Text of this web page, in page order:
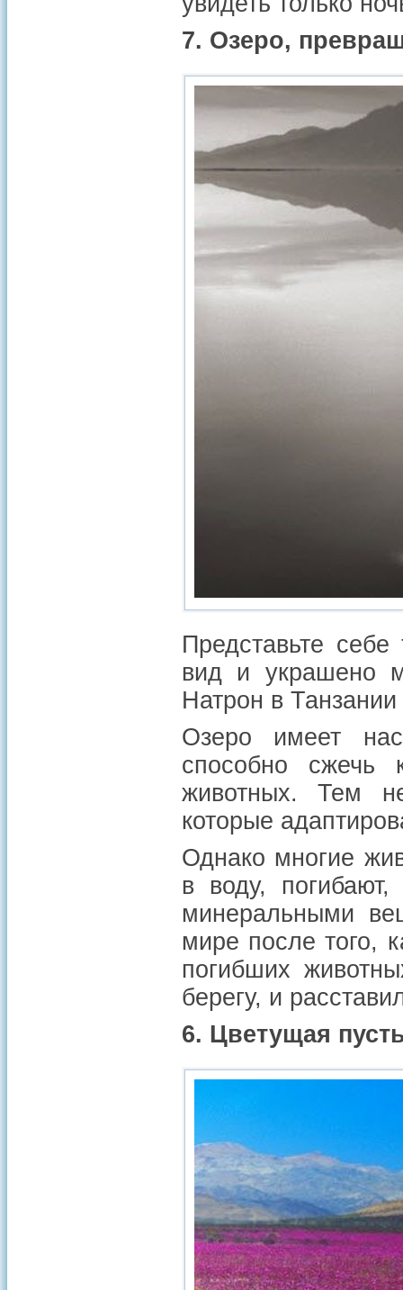
7. Озеро,
Представьте
вид и украшено
Натрон в Танзании
Озеро имеет
способно сжечь
животных. Тем
которые
Однако многие
в воду,
минеральными
мире после того,
погибших
берегу, и
6. Цветущая